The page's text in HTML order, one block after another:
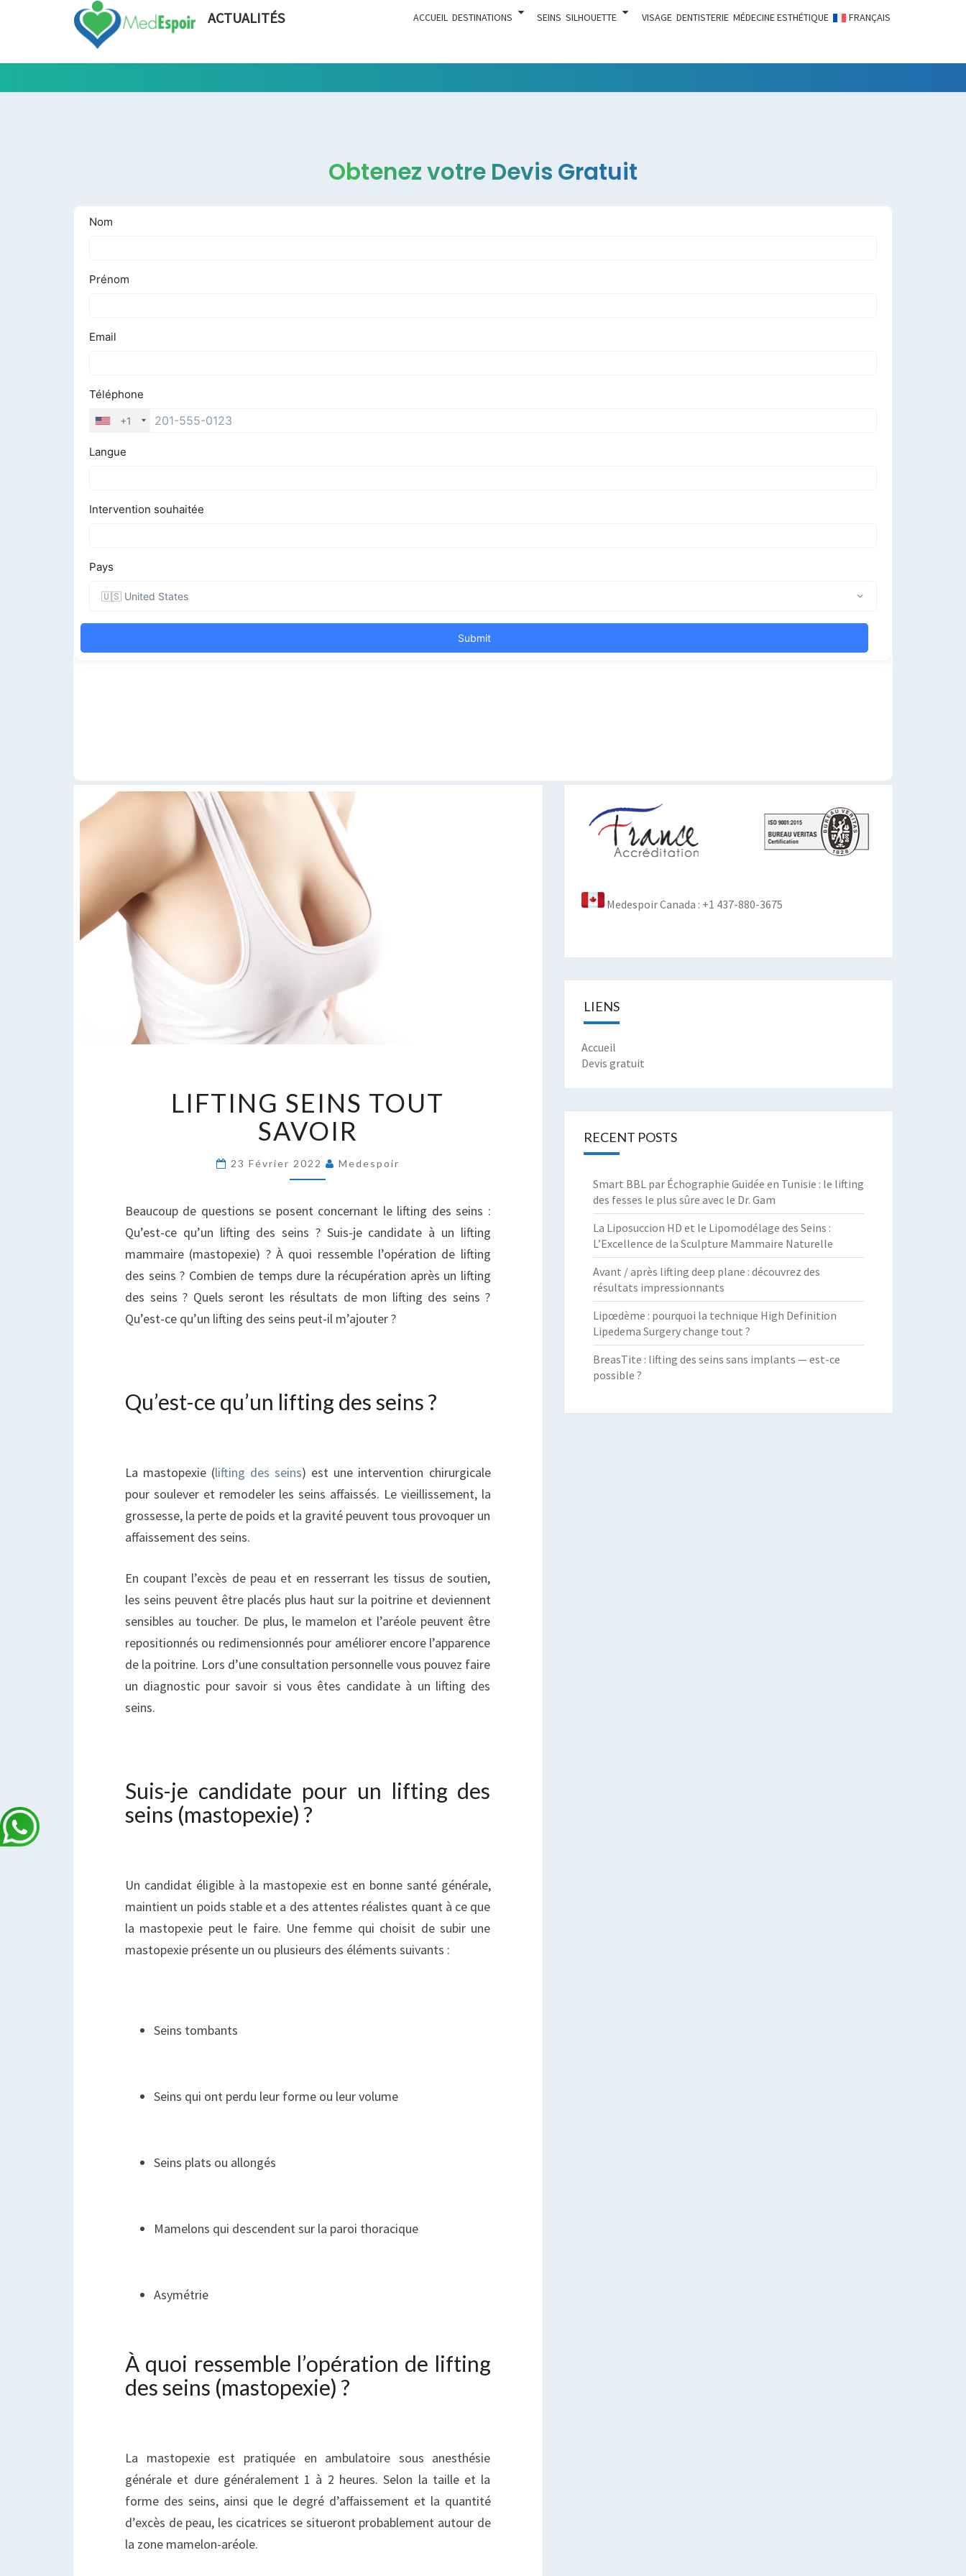
ACTUALITÉS ACCUEIL DESTINATIONS SEINS SILHOUETTE VISAGE DENTISTERIE MÉDECINE ESTHÉTIQUE FRANÇAIS
Tout Ce
Chirurgie
Esthétique
Obtenez votre Devis Gratuit
SEINS
TOUT
SAVOIR
LIFTING SEINS TOUT
SAVOIR
23 Février 2022 Medespoir
Beaucoup de questions se posent concernant le lifting des seins :
Qu’est-ce qu’un lifting des seins ? Suis-je candidate à un lifting
mammaire (mastopexie) ? À quoi ressemble l’opération de lifting
des seins ? Combien de temps dure la récupération après un lifting
des seins ? Quels seront les résultats de mon lifting des seins ?
Qu’est-ce qu’un lifting des seins peut-il m’ajouter ?
Qu’est-ce qu’un lifting des seins ?
La mastopexie (lifting des seins) est une intervention chirurgicale
pour soulever et remodeler les seins affaissés. Le vieillissement, la
grossesse, la perte de poids et la gravité peuvent tous provoquer un
affaissement des seins.
En coupant l’excès de peau et en resserrant les tissus de soutien,
les seins peuvent être placés plus haut sur la poitrine et deviennent
sensibles au toucher. De plus, le mamelon et l’aréole peuvent être
repositionnés ou redimensionnés pour améliorer encore l’apparence
de la poitrine. Lors d’une consultation personnelle vous pouvez faire
un diagnostic pour savoir si vous êtes candidate à un lifting des
seins.
Suis-je candidate pour un lifting des
seins (mastopexie) ?
Un candidat éligible à la mastopexie est en bonne santé générale,
maintient un poids stable et a des attentes réalistes quant à ce que
la mastopexie peut le faire. Une femme qui choisit de subir une
mastopexie présente un ou plusieurs des éléments suivants :
Seins tombants
Seins qui ont perdu leur forme ou leur volume
Seins plats ou allongés
Mamelons qui descendent sur la paroi thoracique
Asymétrie
À quoi ressemble l’opération de lifting
des seins (mastopexie) ?
La mastopexie est pratiquée en ambulatoire sous anesthésie
générale et dure généralement 1 à 2 heures. Selon la taille et la
forme des seins, ainsi que le degré d’affaissement et la quantité
d’excès de peau, les cicatrices se situeront probablement autour de
la zone mamelon-aréole.
Medespoir Canada : +1 437-880-3675
LIENS
Accueil
Devis gratuit
RECENT POSTS
Smart BBL par Échographie Guidée en Tunisie : le lifting
des fesses le plus sûre avec le Dr. Gam
La Liposuccion HD et le Lipomodélage des Seins :
L’Excellence de la Sculpture Mammaire Naturelle
Avant / après lifting deep plane : découvrez des
résultats impressionnants
Lipœdème : pourquoi la technique High Definition
Lipedema Surgery change tout ?
BreasTite : lifting des seins sans implants — est-ce
possible ?